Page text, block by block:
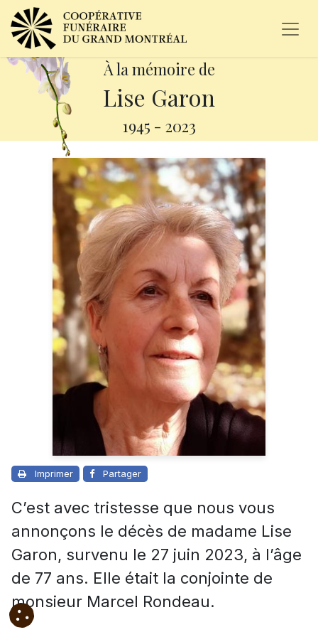
À la mémoire de
Lise Garon
1945 - 2023
Imprimer Partager
C’est avec tristesse que nous vous
annonçons le décès de madame Lise
Garon, survenu le 27 juin 2023, à l’âge
de 77 ans. Elle était la conjointe de
monsieur Marcel Rondeau.